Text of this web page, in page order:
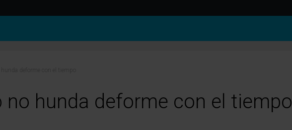
no hunda deforme con el tiempo